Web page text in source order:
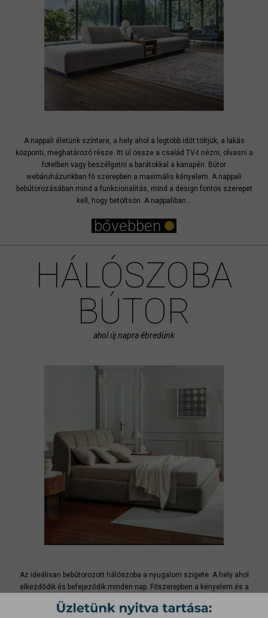
A nappali életünk színtere, a hely ahol a legtöbb időt töltjük, a lakás
központi, meghatározó része. Itt ül össze a család TV-t nézni, olvasni a
fotelben vagy beszélgetni a barátokkal a kanapén. Bútor
webáruházunkban fő szerepben a maximális kényelem. A nappali
bebútorozásában mind a funkcionalitás, mind a design fontos szerepet
kell, hogy betöltsön. A nappaliban...
bővebben
HÁLÓSZOBA
BÚTOR
ahol új napra ébredünk
Az ideálisan bebútorozott hálószoba a nyugalom szigete. A hely ahol
elkezdődik és befejeződik minden nap. Főszerepben a kényelem és a
harmónia, hiszen életünk egyharmadát az ágyban töltjük, érdemes tehát
jó minőségű kényelmes, franciaágyat választani. A hálószobánk több